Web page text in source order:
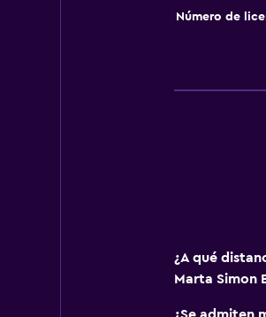
Ideal para
Cuna/cama
Número de
¿A qué
Marta Simon